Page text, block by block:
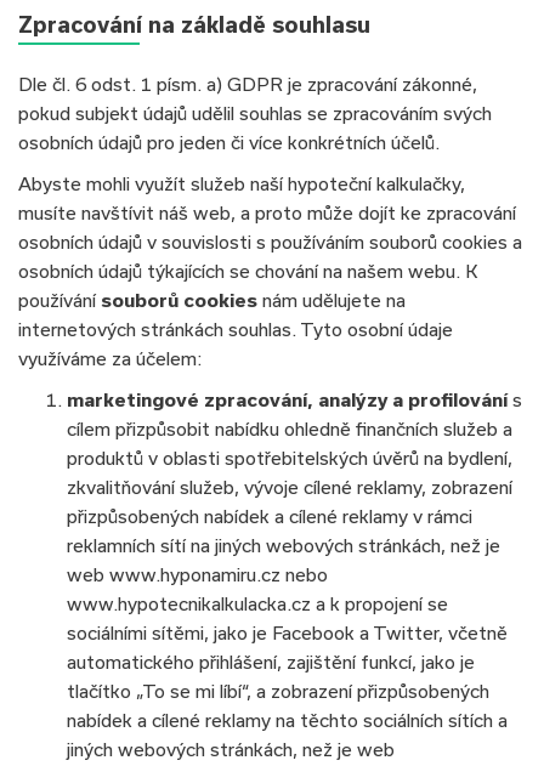
Zpracování na základě souhlasu
Dle čl. 6 odst. 1 písm. a) GDPR je zpracování zákonné,
pokud subjekt údajů udělil souhlas se zpracováním svých
osobních údajů pro jeden či více konkrétních účelů.
Abyste mohli využít služeb naší hypoteční kalkulačky,
musíte navštívit náš web, a proto může dojít ke zpracování
osobních údajů v souvislosti s používáním souborů cookies a
osobních údajů týkajících se chování na našem webu. K
používání souborů cookies nám udělujete na
internetových stránkách souhlas. Tyto osobní údaje
využíváme za účelem:
marketingové zpracování, analýzy a profilovánís
cílem přizpůsobit nabídku ohledně finančních služeb a
produktů v oblasti spotřebitelských úvěrů na bydlení,
zkvalitňování služeb, vývoje cílené reklamy, zobrazení
přizpůsobených nabídek a cílené reklamy v rámci
reklamních sítí na jiných webových stránkách, než je
web www.hyponamiru.cz nebo
www.hypotecnikalkulacka.cz a k propojení se
sociálními sítěmi, jako je Facebook a Twitter, včetně
automatického přihlášení, zajištění funkcí, jako je
tlačítko „To se mi líbí“, a zobrazení přizpůsobených
nabídek a cílené reklamy na těchto sociálních sítích a
jiných webových stránkách, než je web